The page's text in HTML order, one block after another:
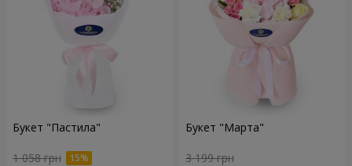
Букет "Пастила"
1 058 грн
Букет "Марта"
3 199 грн